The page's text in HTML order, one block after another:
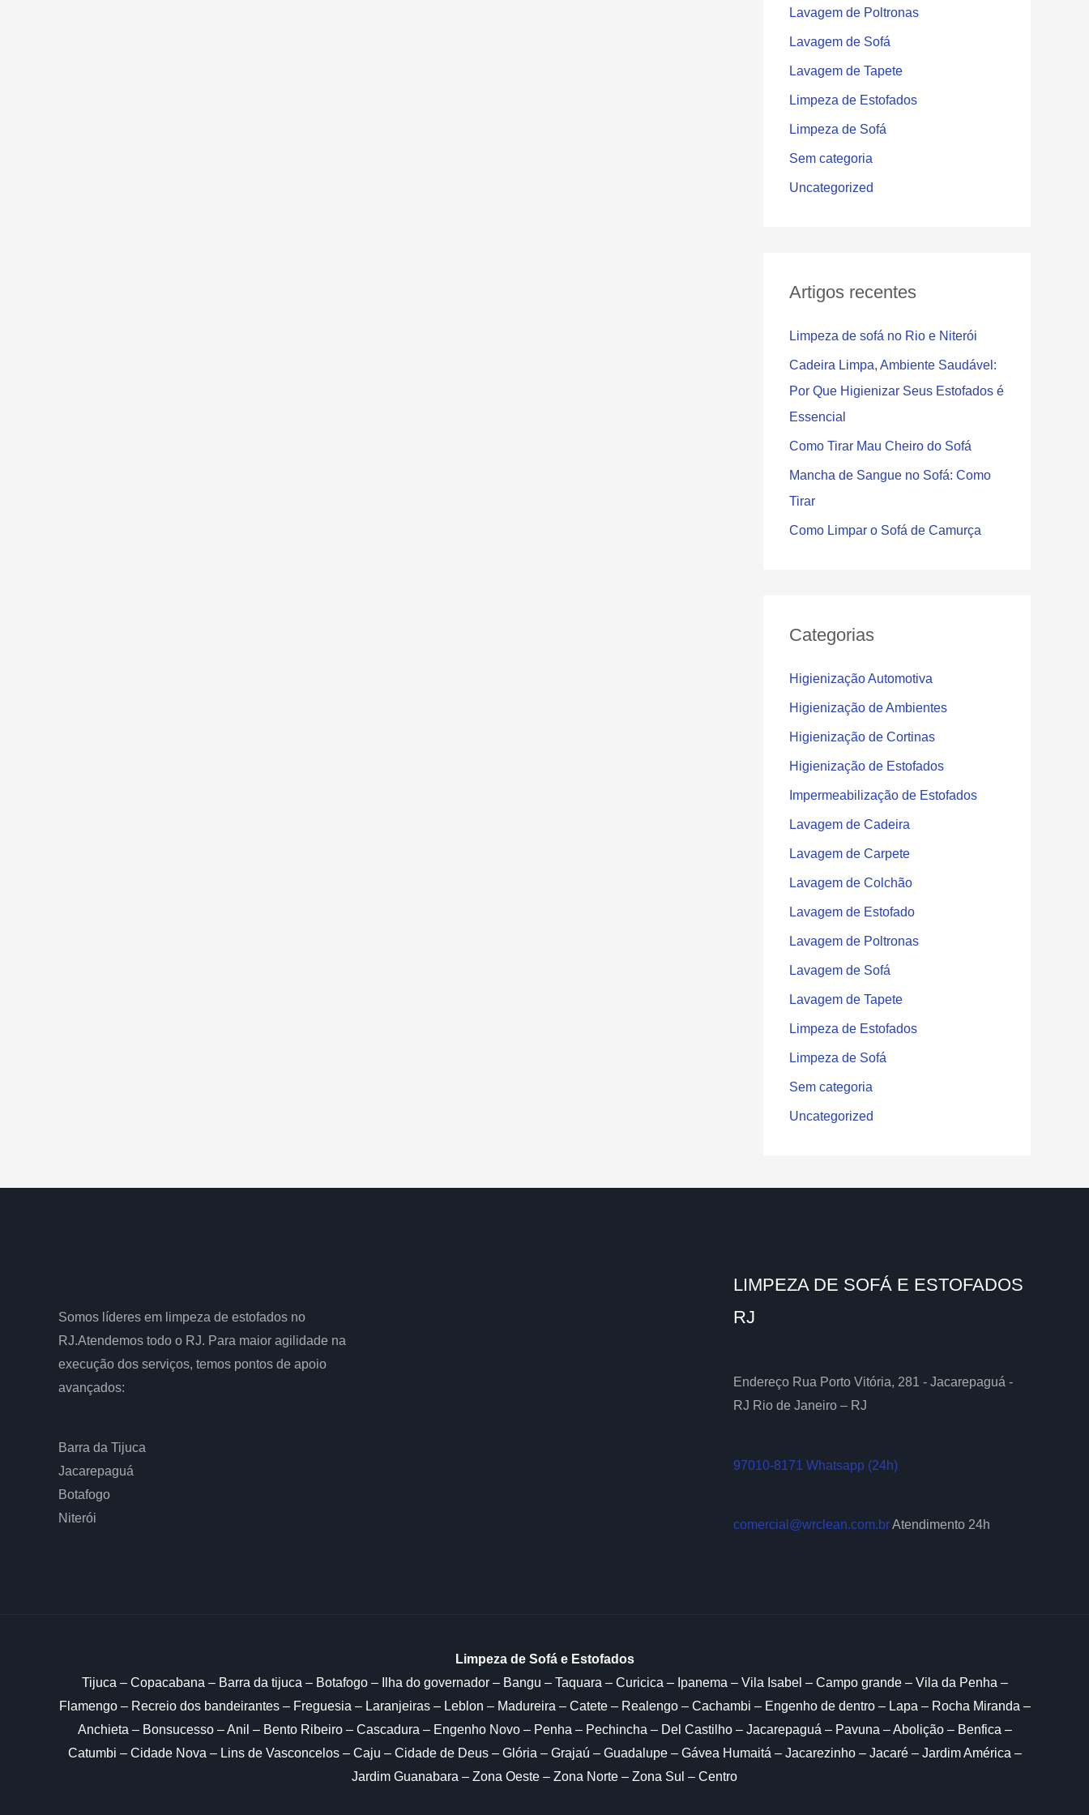
Lavagem de Poltronas
Lavagem de Sofá
Lavagem de Tapete
Limpeza de Estofados
Limpeza de Sofá
Sem categoria
Uncategorized
Artigos recentes
Limpeza de sofá no Rio e Niterói
Cadeira Limpa, Ambiente Saudável:
Por Que Higienizar Seus Estofados é
Essencial
Como Tirar Mau Cheiro do Sofá
Mancha de Sangue no Sofá: Como
Tirar
Como Limpar o Sofá de Camurça
Categorias
Higienização Automotiva
Higienização de Ambientes
Higienização de Cortinas
Higienização de Estofados
Impermeabilização de Estofados
Lavagem de Cadeira
Lavagem de Carpete
Lavagem de Colchão
Lavagem de Estofado
Lavagem de Poltronas
Lavagem de Sofá
Lavagem de Tapete
Limpeza de Estofados
Limpeza de Sofá
Sem categoria
Uncategorized
Somos líderes em limpeza de estofados no
RJ.Atendemos todo o RJ. Para maior agilidade na
execução dos serviços, temos pontos de apoio
avançados:
Barra da Tijuca
Jacarepaguá
Botafogo
Niterói
LIMPEZA DE SOFÁ E ESTOFADOS
RJ
Endereço Rua Porto Vitória, 281 - Jacarepaguá -
RJ Rio de Janeiro – RJ
97010-8171 Whatsapp (24h)
comercial@wrclean.com.brAtendimento 24h
Limpeza de Sofá e Estofados
Tijuca – Copacabana – Barra da tijuca – Botafogo – Ilha do governador – Bangu – Taquara – Curicica – Ipanema – Vila Isabel – Campo grande – Vila da Penha –
Flamengo – Recreio dos bandeirantes – Freguesia – Laranjeiras – Leblon – Madureira – Catete – Realengo – Cachambi – Engenho de dentro – Lapa – Rocha Miranda –
Anchieta – Bonsucesso – Anil – Bento Ribeiro – Cascadura – Engenho Novo – Penha – Pechincha – Del Castilho – Jacarepaguá – Pavuna – Abolição – Benfica –
Catumbi – Cidade Nova – Lins de Vasconcelos – Caju – Cidade de Deus – Glória – Grajaú – Guadalupe – Gávea Humaitá – Jacarezinho – Jacaré – Jardim América –
Jardim Guanabara – Zona Oeste – Zona Norte – Zona Sul – Centro